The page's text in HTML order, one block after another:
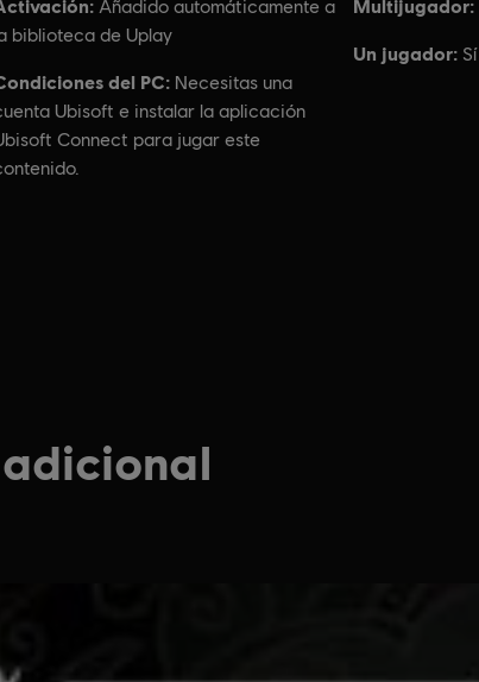
Añadido automáticamente a
biblioteca de Uplay
del PC: Necesitas una
Ubisoft e instalar la aplicación
Connect para jugar este
Multijugador:
Un jugador: Sí